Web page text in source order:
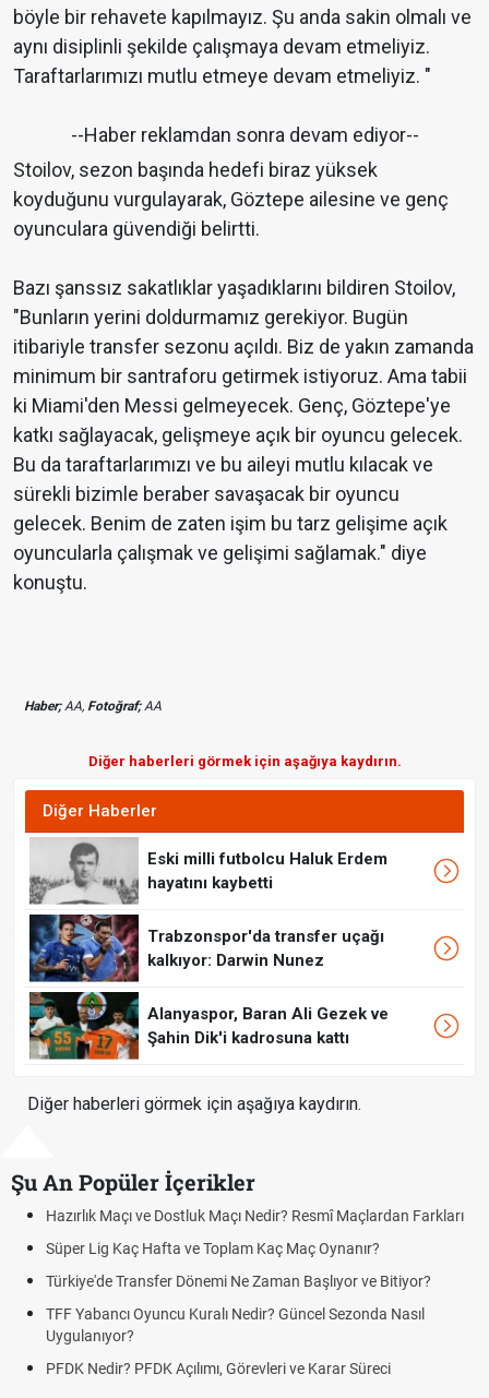
böyle bir rehavete kapılmayız. Şu anda sakin olmalı ve
aynı disiplinli şekilde çalışmaya devam etmeliyiz.
Taraftarlarımızı mutlu etmeye devam etmeliyiz. "
--Haber reklamdan sonra devam ediyor--
Stoilov, sezon başında hedefi biraz yüksek
koyduğunu vurgulayarak, Göztepe ailesine ve genç
oyunculara güvendiği belirtti.
Bazı şanssız sakatlıklar yaşadıklarını bildiren Stoilov,
"Bunların yerini doldurmamız gerekiyor. Bugün
itibariyle transfer sezonu açıldı. Biz de yakın zamanda
minimum bir santraforu getirmek istiyoruz. Ama tabii
ki Miami'den Messi gelmeyecek. Genç, Göztepe'ye
katkı sağlayacak, gelişmeye açık bir oyuncu gelecek.
Bu da taraftarlarımızı ve bu aileyi mutlu kılacak ve
sürekli bizimle beraber savaşacak bir oyuncu
gelecek. Benim de zaten işim bu tarz gelişime açık
oyuncularla çalışmak ve gelişimi sağlamak." diye
konuştu.
Haber;AA, Fotoğraf;AA
Diğer haberleri görmek için aşağıya kaydırın.
Diğer Haberler
Eski milli futbolcu Haluk Erdem
hayatını kaybetti
Trabzonspor'da transfer uçağı
kalkıyor: Darwin Nunez
Alanyaspor, Baran Ali Gezek ve
Şahin Dik'i kadrosuna kattı
Diğer haberleri görmek için aşağıya kaydırın.
Şu An Popüler İçerikler
Hazırlık Maçı ve Dostluk Maçı Nedir? Resmî Maçlardan Farkları
Süper Lig Kaç Hafta ve Toplam Kaç Maç Oynanır?
Türkiye'de Transfer Dönemi Ne Zaman Başlıyor ve Bitiyor?
TFF Yabancı Oyuncu Kuralı Nedir? Güncel Sezonda Nasıl
Uygulanıyor?
PFDK Nedir? PFDK Açılımı, Görevleri ve Karar Süreci